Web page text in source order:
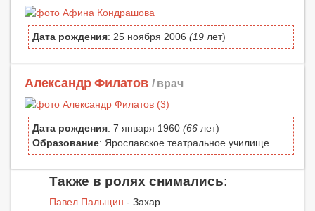
Дата рождения: 25 ноября 2006 (19 лет)
Александр Филатов / врач
Дата рождения: 7 января 1960 (66 лет)
Образование: Ярославское театральное училище
Также в ролях снимались:
Павел Пальщин - Захар